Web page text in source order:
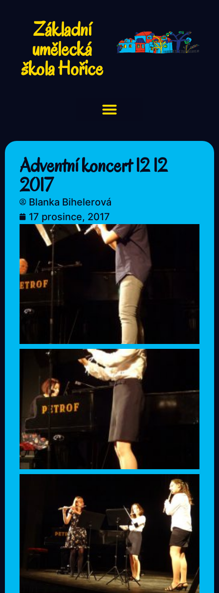
Základní
umělecká
škola Hořice
Adventní koncert 12 12
2017
Blanka Bihelerová
17 prosince, 2017